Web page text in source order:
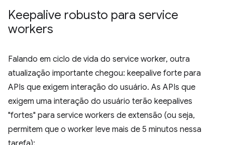
Keepalive robusto para service
workers
Falando em ciclo de vida do service worker, outra
atualização importante chegou: keepalive forte para
APIs que exigem interação do usuário. As APIs que
exigem uma interação do usuário terão keepalives
"fortes" para service workers de extensão (ou seja,
permitem que o worker leve mais de 5 minutos nessa